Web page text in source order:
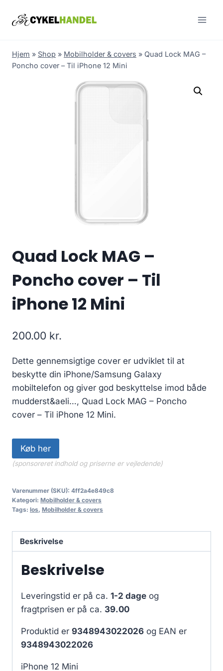
Hjem » Shop » Mobilholder & covers » Quad Lock MAG –
Poncho cover – Til iPhone 12 Mini
Quad Lock MAG –
Poncho cover – Til
iPhone 12 Mini
200.00 kr.
Dette gennemsigtige cover er udviklet til at
beskytte din iPhone/Samsung Galaxy
mobiltelefon og giver god beskyttelse imod både
mudderst&aeli…, Quad Lock MAG – Poncho
cover – Til iPhone 12 Mini.
Køb her
(sponsoreret indhold og priserne er vejledende)
Varenummer (SKU): 4ff2a4e849c8
Kategori: Mobilholder & covers
Tags: los, Mobilholder & covers
Beskrivelse
Beskrivelse
Leveringstid er på ca. 1-2 dage og
fragtprisen er på ca. 39.00
Produktid er 9348943022026 og EAN er
9348943022026
iPhone 12 Mini